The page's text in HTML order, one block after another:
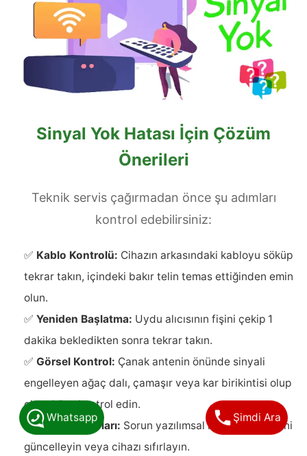
Sinyal Yok Hatası İçin Çözüm
Önerileri
Teknik servis çağırmadan önce şu adımları
kontrol edebilirsiniz:
✅ Kablo Kontrolü: Cihazın arkasındaki kabloyu söküp
tekrar takın, içindeki bakır telin temas ettiğinden emin
olun.
✅ Yeniden Başlatma: Uydu alıcısının fişini çekip 1
dakika bekledikten sonra tekrar takın.
✅ Görsel Kontrol: Çanak antenin önünde sinyali
engelleyen ağaç dalı, çamaşır veya kar birikintisi olup
olmadığını kontrol edin.
✅Fabrika Ayarları: Sorun yazılımsal ise kanal listesini
güncelleyin veya cihazı sıfırlayın.
Şimdi Ara
Whatsapp